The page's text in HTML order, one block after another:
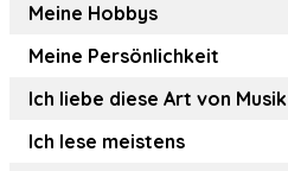
Meine Hobbys
Meine Persönlichkeit
Ich liebe diese Art von Musik
Ich lese meistens